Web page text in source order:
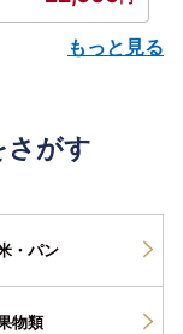
もっと見る
さがす
・パン
物類